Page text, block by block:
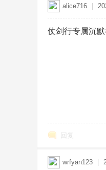
alice716
仗剑行专属沉
回复
wrfyan123